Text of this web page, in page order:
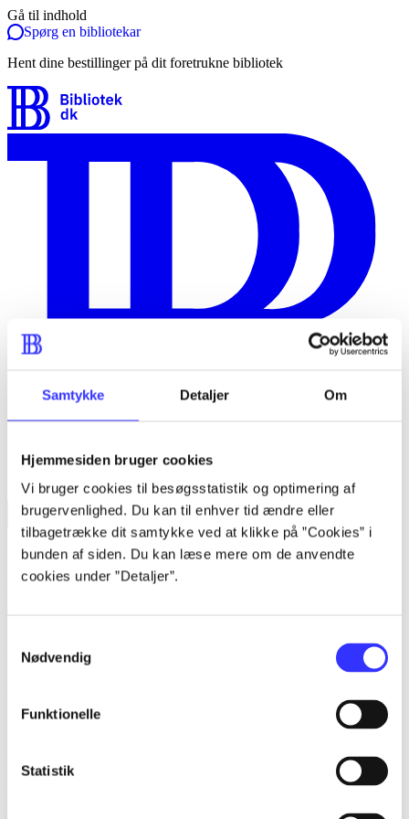
Samtykke Detaljer Om
Hjemmesiden bruger cookies
Vi bruger cookies til besøgsstatistik og optimering af
brugervenlighed. Du kan til enhver tid ændre eller
tilbagetrække dit samtykke ved at klikke på ”Cookies” i
bunden af siden. Du kan læse mere om de anvendte
cookies under ”Detaljer”.
Nødvendig
Funktionelle
Statistik
Gå til indhold
Spørg en bibliotekar
Hent dine bestillinger på dit foretrukne bibliotek
ForsideBøgerArtikler FilmMusik SpilNoder Søg
Søg
Menu
Siden blev ikke fundet
Den ønskede side findes ikke. Prøv at søge, eller find hjælp via